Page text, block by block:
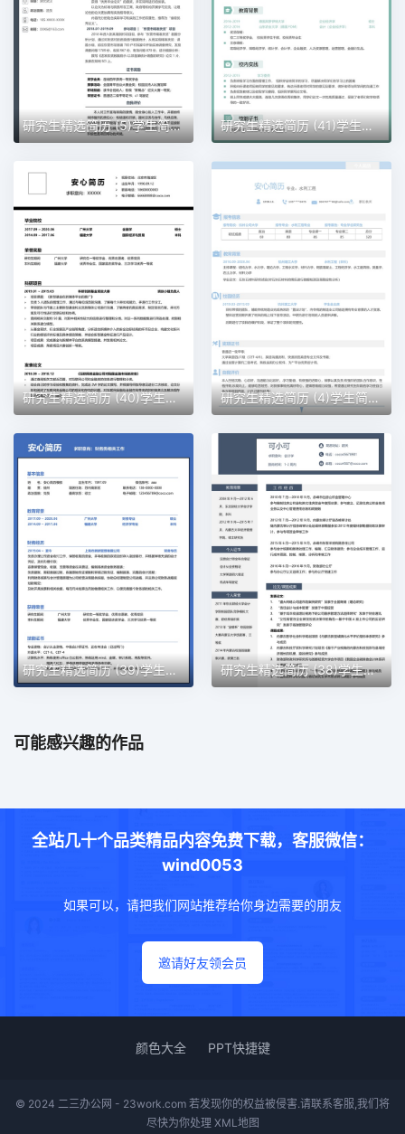
研究生精选简历 (5)学生简历word模板 研究生精选简历 (41)学生简历word模板
研究生精选简历 (40)学生简历word模板 研究生精选简历 (4)学生简历word模板
研究生精选简历 (39)学生简历word模板 研究生精选简历 (38)学生简历word模板
可能感兴趣的作品
全站几十个品类精品内容免费下载，客服微信：
wind0053
如果可以，请把我们网站推荐给你身边需要的朋友
邀请好友领会员
颜色大全 PPT快捷键
© 2024 二三办公网 - 23work.com 若发现你的权益被侵害.请联系客服,我们将
尽快为你处理 XML地图